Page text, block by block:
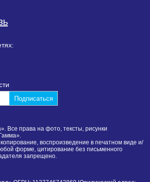
Все права на фото, тексты, рисунки
воспроизведение в печатном виде и/
форме, цитирование без письменного
запрещено.